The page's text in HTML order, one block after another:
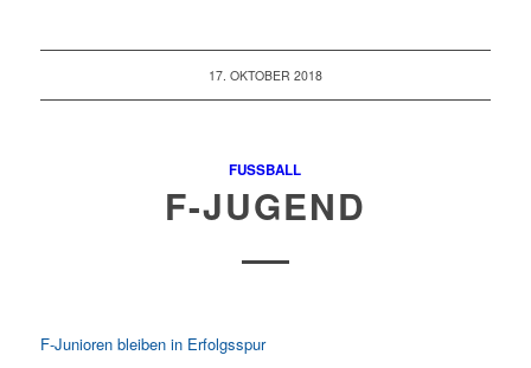
17. OKTOBER 2018
FUSSBALL
F-JUGEND
F-Junioren bleiben in Erfolgsspur